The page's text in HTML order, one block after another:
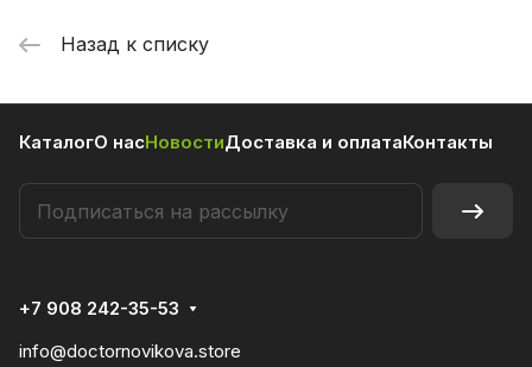
Назад к списку
КаталогО насНовостиДоставка и оплатаКонтакты
+7 908 242-35-53
info@doctornovikova.store